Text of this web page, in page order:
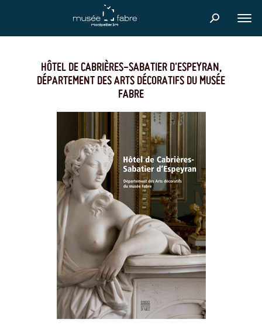
HÔTEL DE CABRIÈRES-SABATIER D'ESPEYRAN,
DÉPARTEMENT DES ARTS DÉCORATIFS DU MUSÉE
FABRE